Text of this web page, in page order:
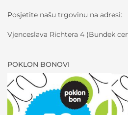
Posjetite našu trgovinu na adresi:
Vjenceslava Richtera 4 (Bundek
POKLON BONOVI